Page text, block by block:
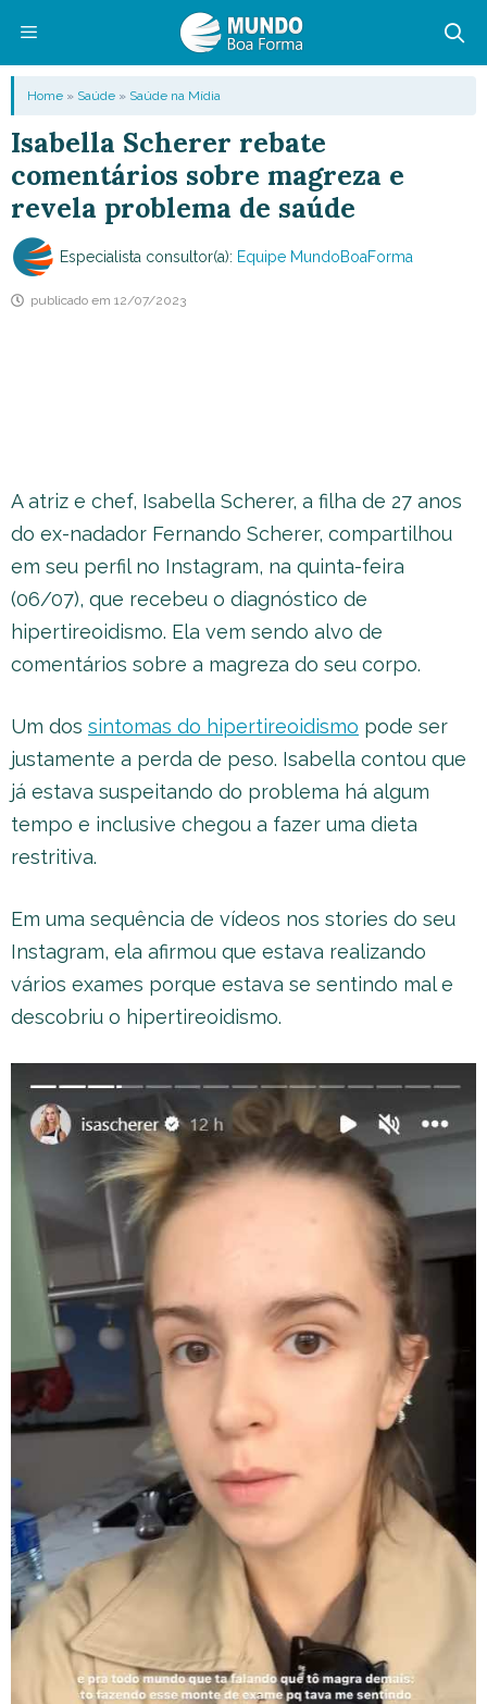
conteúdo
Menu
Home » Saúde » Saúde na Mídia
Isabella Scherer rebate
comentários sobre magreza e
revela problema de saúde
Especialista consultor(a): Equipe MundoBoaForma
publicado em 12/07/2023
A atriz e chef, Isabella Scherer, a filha de 27 anos
do ex-nadador Fernando Scherer, compartilhou
em seu perfil no Instagram, na quinta-feira
(06/07), que recebeu o diagnóstico de
hipertireoidismo. Ela vem sendo alvo de
comentários sobre a magreza do seu corpo.
Um dos sintomas do hipertireoidismo pode ser
justamente a perda de peso. Isabella contou que
já estava suspeitando do problema há algum
tempo e inclusive chegou a fazer uma dieta
restritiva.
Em uma sequência de vídeos nos stories do seu
Instagram, ela afirmou que estava realizando
vários exames porque estava se sentindo mal e
descobriu o hipertireoidismo.